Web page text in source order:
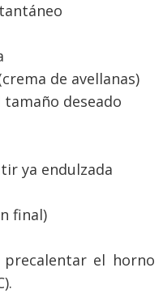
de avellanas)
deseado
ya endulzada
final)
precalentar el horno